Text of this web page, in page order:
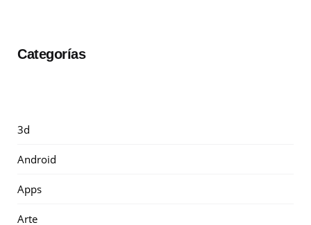
Categorías
3d
Android
Apps
Arte